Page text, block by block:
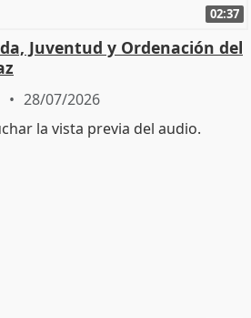
02:37
Juventud y Ordenación del
28/07/2026